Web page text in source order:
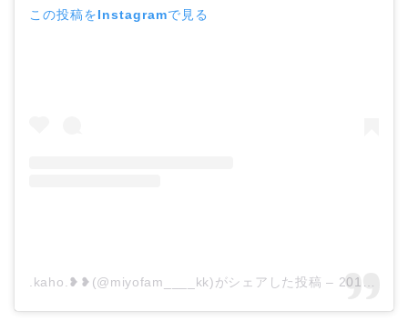
この投稿をInstagramで見る
.kaho.❥❥(@miyofam____kk)がシェアした投稿 – 2016年11月月14日午後11時59分PST